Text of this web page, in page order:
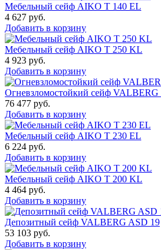
Мебельный сейф AIKO T 140 EL
4 627 руб.
Добавить в корзину
Мебельный сейф AIKO T 250 KL
4 923 руб.
Добавить в корзину
Огневзломостойкий сейф
76 477 руб.
Добавить в корзину
Мебельный сейф AIKO T 230 EL
6 224 руб.
Добавить в корзину
Мебельный сейф AIKO T 200 KL
4 464 руб.
Добавить в корзину
Депозитный сейф VALBERG ASD 19
53 103 руб.
Добавить в корзину